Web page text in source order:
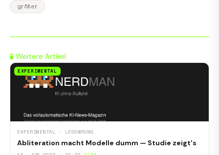
größer
🧪 Weitere Artikel
EXPERIMENTAL
EXPERIMENTAL · LESSWRONG
Abliteration macht Modelle dumm — Studie zeigt's